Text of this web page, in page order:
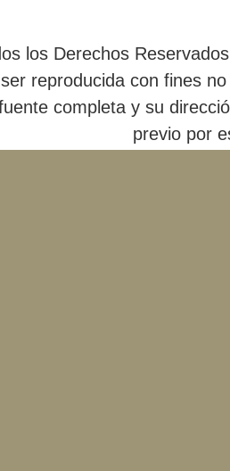
los Derechos
reproducida con fines
completa y su
previo por